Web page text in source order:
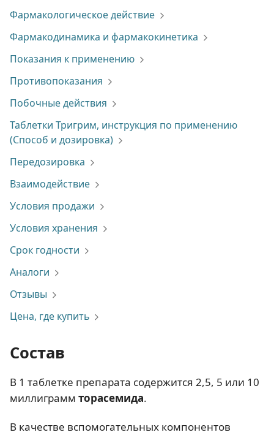
Фармакологическое действие
Фармакодинамика и фармакокинетика
Показания к применению
Противопоказания
Побочные действия
Таблетки Тригрим, инструкция по применению
(Способ и дозировка)
Передозировка
Взаимодействие
Условия продажи
Условия хранения
Срок годности
Аналоги
Отзывы
Цена, где купить
Состав
В 1 таблетке препарата содержится 2,5, 5 или 10
миллиграмм торасемида.
В качестве вспомогательных компонентов